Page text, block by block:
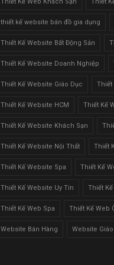
thiết kế website bán đồ gia dụng
Thiết Kế Website Bất Động Sản
Thiết Kế Website Doanh Nghiệp
Thiết Kế Website Giáo Dục Thiết
Thiết Kế Website HCM Thiết Kế
Thiết Kế Website Khách Sạn
Thiết Kế Website Nội Thất Thiết
Thiết Kế Website Spa Thiết Kế
Thiết Kế Website Uy Tín Thiết
Thiết Kế Web Spa Thiết Kế Web
Website Bán Hàng Website